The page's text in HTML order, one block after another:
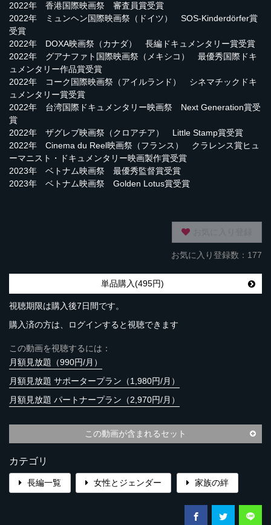
2022年 香港国際映画祭 審査員賞受賞
2022年 ミュンヘン国際映画祭（ドイツ） SOS-Kinderdörfer賞
受賞
2022年 DOXA映画祭（カナダ） 長編ドキュメンタリー賞受賞
2022年 グアナファト国際映画祭（メキシコ） 最優秀国際ドキ
ュメンタリー作品賞受賞
2022年 コーク国際映画祭（アイルランド） シネマチックドキ
ュメンタリー賞受賞
2022年 台湾国際ドキュメンタリー映画祭 Next Generation賞受
賞
2022年 ザグレブ映画祭（クロアチア） Little Stamp賞受賞
2022年 Cinema du Reel映画祭（フランス） クラレンス賞ヒュ
ーマニスト・ドキュメンタリー映画製作賞受賞
2023年 ベトナム映画祭 最優秀監督賞受賞
2023年 ベトナム映画祭 Golden Lotus賞受賞
お気に入り登録数：177
単品購入(495円)
視聴期限は購入後7日間です。
購入済の方は、ログインすると視聴できます
この動画を視聴するには：
月額見放題（990円/月）
月額見放題 サポータープラン（1,980円/月）
月額見放題 パートナープラン（2,970円/月）
この動画が含まれるセット
カテゴリ
長編一覧 女性とジェンダー 家族の絆